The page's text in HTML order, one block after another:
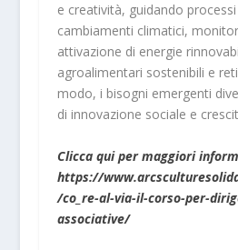
e creatività, guidando
cambiamenti climatici,
attivazione di energie
agroalimentari sostenibili e
modo, i bisogni emergenti
di innovazione sociale e
Clicca qui per maggiori
https://
/co_re-al-via-il-corso-per-
associative/